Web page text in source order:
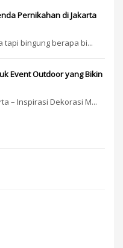
Pernikahan di Jakarta
tapi bingung berapa bi...
Event Outdoor yang Bikin
– Inspirasi Dekorasi M...